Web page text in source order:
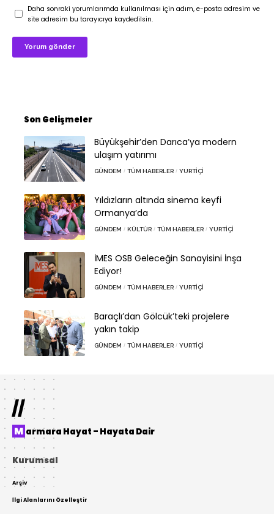
Daha sonraki yorumlarımda kullanılması için adım, e-posta adresim ve
site adresim bu tarayıcıya kaydedilsin.
Son Gelişmeler
Büyükşehir’den Darıca’ya modern
ulaşım yatırımı
GÜNDEM TÜM HABERLER YURTIÇI
Yıldızların altında sinema keyfi
Ormanya’da
GÜNDEM KÜLTÜR TÜM HABERLER YURTIÇI
İMES OSB Geleceğin Sanayisini İnşa
Ediyor!
GÜNDEM TÜM HABERLER YURTIÇI
Baraçlı’dan Gölcük’teki projelere
yakın takip
GÜNDEM TÜM HABERLER YURTIÇI
//
Marmara Hayat – Hayata Dair
Kurumsal
Arşiv
İlgi Alanlarını Özelleştir